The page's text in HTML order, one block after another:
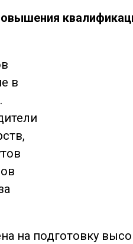
в
на подготовку